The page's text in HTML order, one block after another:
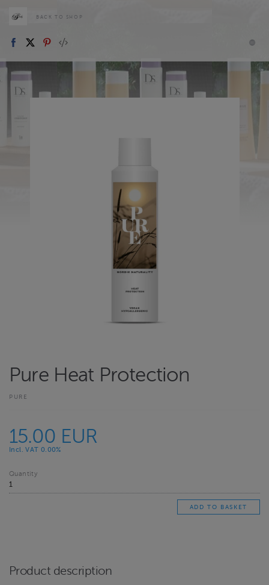
BACK TO SHOP
Pure Heat Protection
PURE
15.00 EUR
Incl. VAT 0.00%
Quantity
Product description